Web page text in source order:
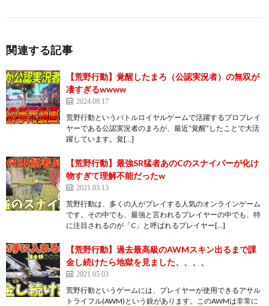
関連する記事
【荒野行動】覚醒したまろ（公認実況者）の無双が
凄すぎるwwww
2024.09.17
荒野行動というバトルロイヤルゲームで活躍するプロプレイ
ヤーである公認実況者のまろが、最近”覚醒”したことで大活
躍しています。覚[…]
【荒野行動】最強SR猛者あのCのスナイパーが化け
物すぎて理解不能だったw
2021.03.13
荒野行動は、多くの人がプレイする人気のオンラインゲーム
です。その中でも、最強と言われるプレイヤーの中でも、特
に注目されるのが「C」と呼ばれるプレイヤー[…]
【荒野行動】過去最高級のAWMスキン出るまで課
金し続けたら地獄を見ました、、、、
2021.05.03
荒野行動というゲームには、プレイヤーが使用できるアサル
トライフル(AWM)という銃があります。このAWMは非常に